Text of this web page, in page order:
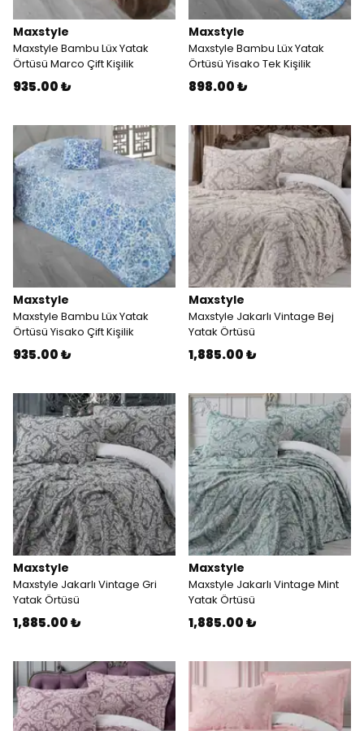
Maxstyle
Maxstyle Bambu Lüx Yatak
Örtüsü Marco Çift Kişilik
935.00 ₺
Maxstyle
Maxstyle Bambu Lüx Yatak
Örtüsü Yisako Tek Kişilik
898.00 ₺
Maxstyle
Maxstyle Bambu Lüx Yatak
Örtüsü Yisako Çift Kişilik
935.00 ₺
Maxstyle
Maxstyle Jakarlı Vintage Bej
Yatak Örtüsü
1,885.00 ₺
Maxstyle
Maxstyle Jakarlı Vintage Gri
Yatak Örtüsü
1,885.00 ₺
Maxstyle
Maxstyle Jakarlı Vintage Mint
Yatak Örtüsü
1,885.00 ₺